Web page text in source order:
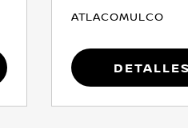
ATLACOMULCO